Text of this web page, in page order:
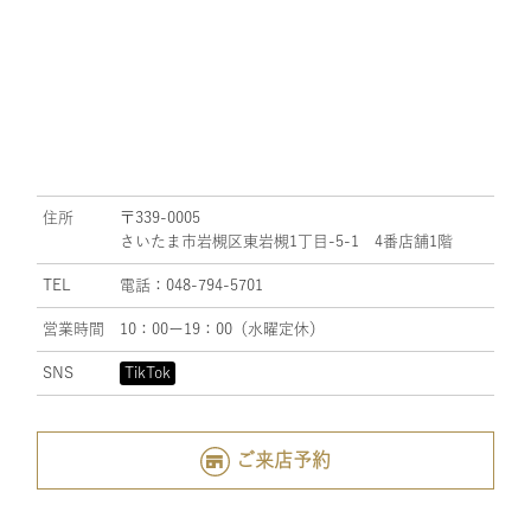
住所
〒339-0005
さいたま市岩槻区東岩槻1丁目-5-1 4番店舗1階
TEL 電話：048-794-5701
営業時間 10：00ー19：00（水曜定休）
SNS TikTok
ご来店予約